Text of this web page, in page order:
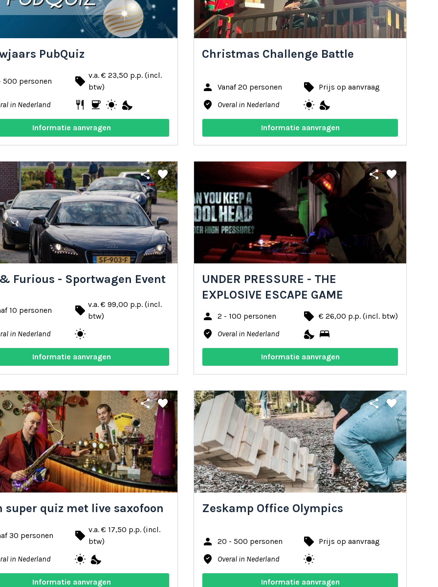
PubQuiz
500 personen local_offer v.a. € 23,50 p.p. (incl.
btw)
in Nederland restaurant coffee wb_sunny nights_stay
Informatie aanvragen
Christmas Challenge Battle
person Vanaf 20 personen local_offer Prijs op aanvraag
where_to_vote Overal in Nederland wb_sunny nights_stay
Informatie aanvragen
share favorite
Furious - Sportwagen Event
10 personen local_offer v.a. € 99,00 p.p. (incl.
btw)
in Nederland wb_sunny
Informatie aanvragen
share favorite
UNDER PRESSURE - THE
EXPLOSIVE ESCAPE GAME
person
2 - 100 personen local_offer € 26,00 p.p. (incl. btw)
where_to_vote Overal in Nederland nights_stay bed
Informatie aanvragen
share favorite
super quiz met live saxofoon
30 personen local_offer v.a. € 17,50 p.p. (incl.
btw)
in Nederland wb_sunny nights_stay
Informatie aanvragen
share favorite
Zeskamp Office Olympics
person 20 - 500 personen local_offer Prijs op aanvraag
where_to_vote Overal in Nederland wb_sunny
Informatie aanvragen